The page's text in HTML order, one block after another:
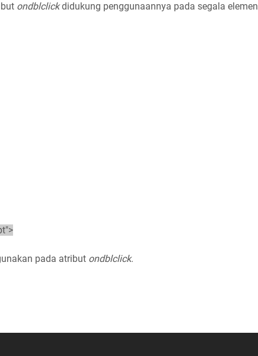
ondblclickdidukung penggunaannya pada segala elemen
pada atribut ondblclick.